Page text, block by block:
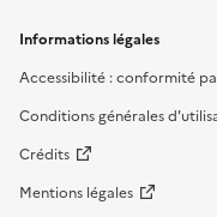
Informations légales
Accessibilité : conformité
Conditions générales
Crédits
Mentions légales